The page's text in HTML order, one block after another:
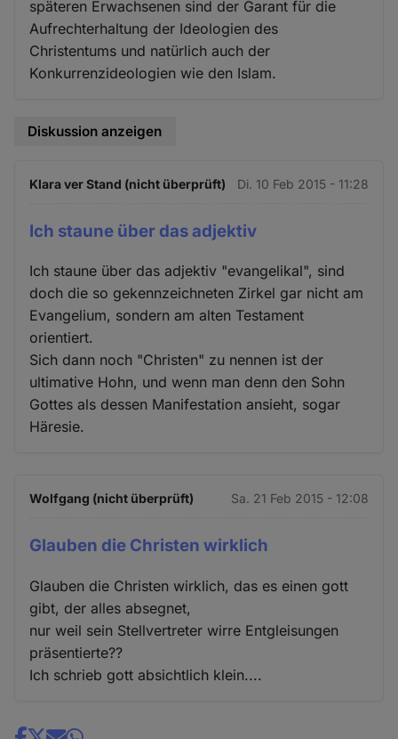
späteren Erwachsenen sind der Garant für die
Aufrechterhaltung der Ideologien des
Christentums und natürlich auch der
Konkurrenzideologien wie den Islam.
Diskussion anzeigen
Klara ver Stand (nicht überprüft) Di. 10 Feb 2015 - 11:28
Ich staune über das adjektiv
Ich staune über das adjektiv "evangelikal", sind
doch die so gekennzeichneten Zirkel gar nicht am
Evangelium, sondern am alten Testament
orientiert.
Sich dann noch "Christen" zu nennen ist der
ultimative Hohn, und wenn man denn den Sohn
Gottes als dessen Manifestation ansieht, sogar
Häresie.
Wolfgang (nicht überprüft) Sa. 21 Feb 2015 - 12:08
Glauben die Christen wirklich
Glauben die Christen wirklich, das es einen gott
gibt, der alles absegnet,
nur weil sein Stellvertreter wirre Entgleisungen
präsentierte??
Ich schrieb gott absichtlich klein....